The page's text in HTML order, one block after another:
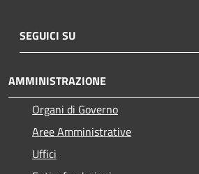
SEGUICI SU
AMMINISTRAZIONE
Organi di Governo
Aree Amministrative
Uffici